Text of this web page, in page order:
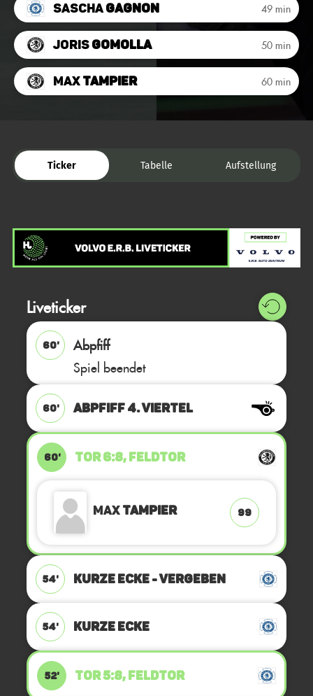
SaschaGagnon 49 min
JorisGomolla 50 min
MaxTampier 60 min
Ticker Tabelle Aufstellung
Liveticker
60'
Abpfiff
Spiel beendet
60' ABPFIFF 4. Viertel
60' TOR 6:8, FELDTOR
MaxTampier 99
54' KURZE ECKE - VERGEBEN
54' KURZE ECKE
52' TOR 5:8, FELDTOR